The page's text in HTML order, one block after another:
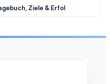
Ziele & Erfolge